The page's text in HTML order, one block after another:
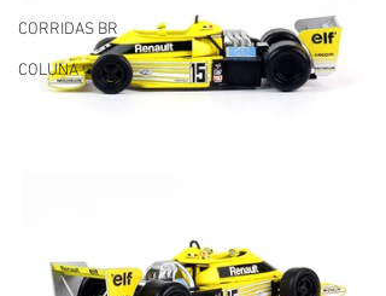
CORRIDAS BR
COLUNA